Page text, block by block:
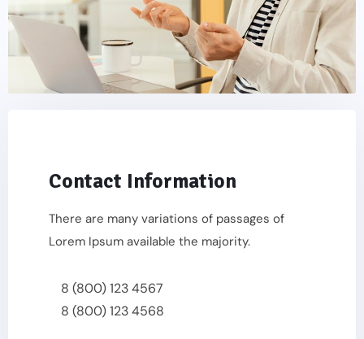
Contact Information
There are many variations of passages of
Lorem Ipsum available the majority.
8 (800) 123 4567
8 (800) 123 4568